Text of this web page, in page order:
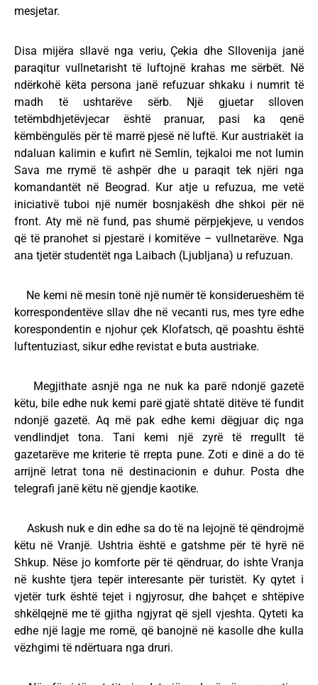
mesjetar.
Disa mijëra sllavë nga veriu, Çekia dhe Sllovenija janë
paraqitur vullnetarisht të luftojnë krahas me sërbët. Në
ndërkohë këta persona janë refuzuar shkaku i numrit të
madh të ushtarëve sërb. Një gjuetar slloven
tetëmbdhjetëvjecar është pranuar, pasi ka qenë
këmbëngulës për të marrë pjesë në luftë. Kur austriakët ia
ndaluan kalimin e kufirt në Semlin, tejkaloi me not lumin
Sava me rrymë të ashpër dhe u paraqit tek njëri nga
komandantët në Beograd. Kur atje u refuzua, me vetë
iniciativë tuboi një numër bosnjakësh dhe shkoi për në
front. Aty më në fund, pas shumë përpjekjeve, u vendos
që të pranohet si pjestarë i komitëve – vullnetarëve. Nga
ana tjetër studentët nga Laibach (Ljubljana) u refuzuan.
Ne kemi në mesin tonë një numër të konsiderueshëm të
korrespondentëve sllav dhe në vecanti rus, mes tyre edhe
korespondentin e njohur çek Klofatsch, që poashtu është
luftentuziast, sikur edhe revistat e buta austriake.
Megjithate asnjë nga ne nuk ka parë ndonjë gazetë
këtu, bile edhe nuk kemi parë gjatë shtatë ditëve të fundit
ndonjë gazetë. Aq më pak edhe kemi dëgjuar diç nga
vendlindjet tona. Tani kemi një zyrë të rregullt të
gazetarëve me kriterie të rrepta pune. Zoti e dinë a do të
arrijnë letrat tona në destinacionin e duhur. Posta dhe
telegrafi janë këtu në gjendje kaotike.
Askush nuk e din edhe sa do të na lejojnë të qëndrojmë
këtu në Vranjë. Ushtria është e gatshme për të hyrë në
Shkup. Nëse jo komforte për të qëndruar, do ishte Vranja
në kushte tjera tepër interesante për turistët. Ky qytet i
vjetër turk është tejet i ngjyrosur, dhe bahçet e shtëpive
shkëlqejnë me të gjitha ngjyrat që sjell vjeshta. Qyteti ka
edhe një lagje me romë, që banojnë në kasolle dhe kulla
vëzhgimi të ndërtuara nga druri.